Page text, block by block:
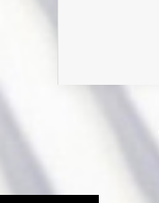
Tweetez